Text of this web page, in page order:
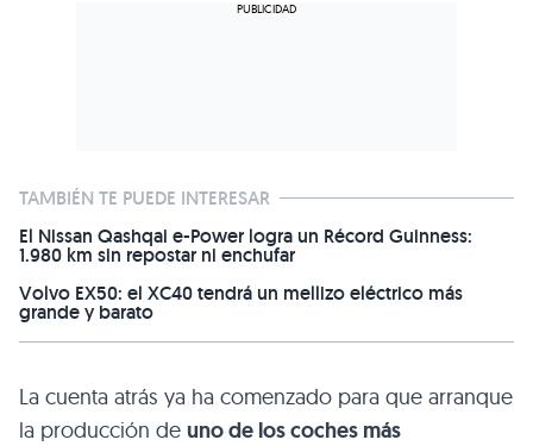
TAMBIÉN TE PUEDE INTERESAR
El Nissan Qashqai e-Power logra un Récord Guinness:
1.980 km sin repostar ni enchufar
Volvo EX50: el XC40 tendrá un mellizo eléctrico más
grande y barato
La cuenta atrás ya ha comenzado para que arranque
la producción de uno de los coches más